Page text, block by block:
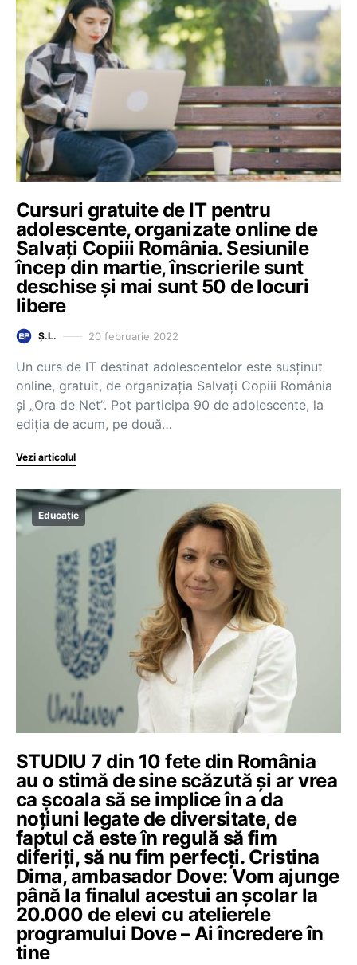
Cursuri gratuite de IT pentru
adolescente, organizate online de
Salvați Copiii România. Sesiunile
încep din martie, înscrierile sunt
deschise și mai sunt 50 de locuri
libere
Ș.L. 20 februarie 2022
Un curs de IT destinat adolescentelor este susținut
online, gratuit, de organizația Salvați Copiii România
și „Ora de Net”. Pot participa 90 de adolescente, la
ediția de acum, pe două…
Vezi articolul
Educație
STUDIU 7 din 10 fete din România
au o stimă de sine scăzută și ar vrea
ca școala să se implice în a da
noțiuni legate de diversitate, de
faptul că este în regulă să fim
diferiți, să nu fim perfecți. Cristina
Dima, ambasador Dove: Vom ajunge
până la finalul acestui an școlar la
20.000 de elevi cu atelierele
programului Dove – Ai încredere în
tine